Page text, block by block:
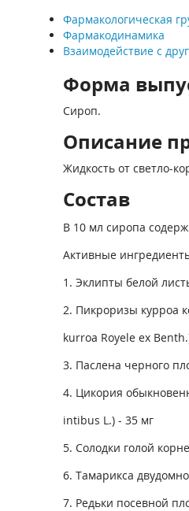
Фармакологическая
Фармакодинамика
Взаимодействие с
Форма
Сироп.
Описание
Жидкость от светло-
Состав
В 10 мл сиропа
Активные
1. Эклипты белой
2. Пикроризы курроа
kurroa Royele ex
3. Паслена черного
4. Цикория
intibus L.) - 35 мг
5. Солодки голой
6. Тамарикса
7. Редьки посевной